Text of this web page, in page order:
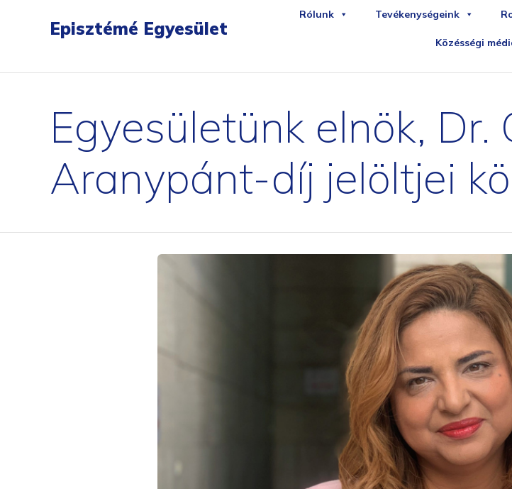
ersatzteiledirekt sportudstyr
Episztémé Egyesület
Rólunk Tevékenységeink
Közésségi
Egyesületünk elnök, Dr.
Aranypánt-díj jelöltjei